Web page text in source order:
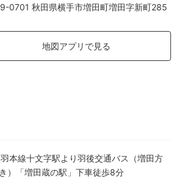
0701 秋田県横手市増田町増田字新町285
地図アプリで見る
本線十文字駅より羽後交通バス（増田方
）「増田蔵の駅」下車徒歩8分